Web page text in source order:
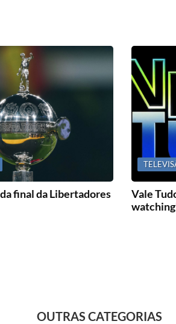
final da Libertadores
Vale
OUTRAS CATEGORIAS